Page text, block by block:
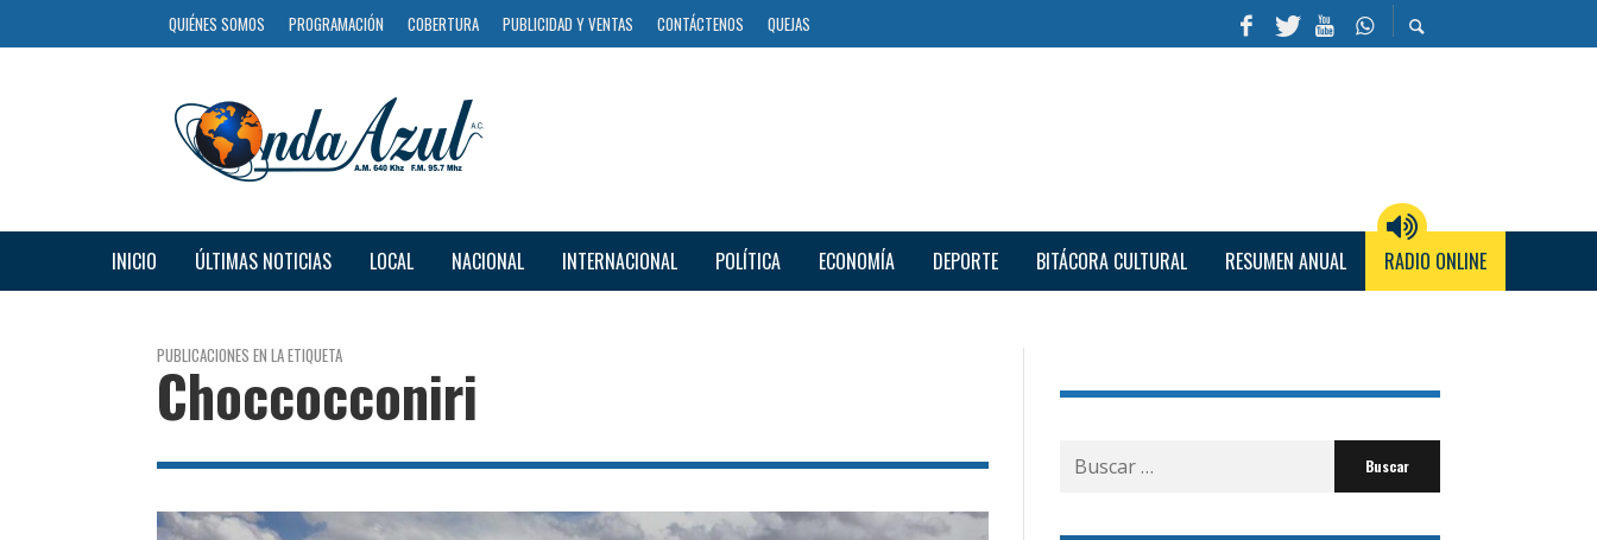
QUIÉNES SOMOS PROGRAMACIÓN COBERTURA PUBLICIDAD Y VENTAS CONTÁCTENOS QUEJAS
INICIO ÚLTIMAS NOTICIAS LOCAL NACIONAL INTERNACIONAL POLÍTICA ECONOMÍA DEPORTE BITÁCORA CULTURAL RESUMEN ANUAL RADIO ONLINE
PUBLICACIONES EN LA ETIQUETA
Choccocconiri
Buscar
por: